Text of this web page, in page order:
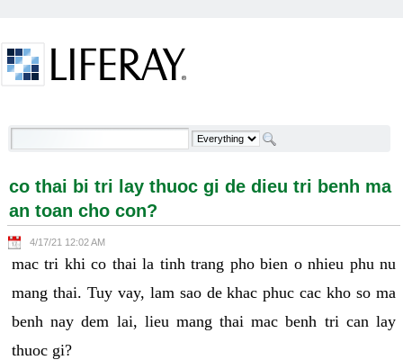
co thai bi tri lay thuoc gi de dieu tri benh ma an toan
co thai bi tri lay thuoc gi de dieu tri benh ma
an toan cho con?
4/17/21 12:02 AM
mac tri khi co thai la tinh trang pho bien o nhieu phu nu
mang thai. Tuy vay, lam sao de khac phuc cac kho so ma
benh nay dem lai, lieu mang thai mac benh tri can lay
thuoc gi?